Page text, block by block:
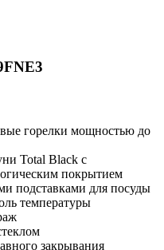
горелки мощностью до
Total Black с
покрытием
подставками для посуды
температуры
закрывания